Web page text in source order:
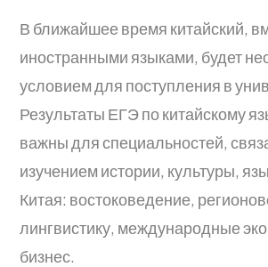
В ближайшее время китайский,
иностранными языками, будет
условием для поступления в
Результаты ЕГЭ по китайскому
важны для специальностей,
изучением истории, культуры,
Китая: востоковедение,
лингвистику, международные
бизнес.